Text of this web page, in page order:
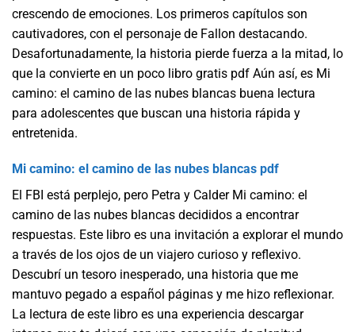
crescendo de emociones. Los primeros capítulos son
cautivadores, con el personaje de Fallon destacando.
Desafortunadamente, la historia pierde fuerza a la mitad, lo
que la convierte en un poco libro gratis pdf Aún así, es Mi
camino: el camino de las nubes blancas buena lectura
para adolescentes que buscan una historia rápida y
entretenida.
Mi camino: el camino de las nubes blancas pdf
El FBI está perplejo, pero Petra y Calder Mi camino: el
camino de las nubes blancas decididos a encontrar
respuestas. Este libro es una invitación a explorar el mundo
a través de los ojos de un viajero curioso y reflexivo.
Descubrí un tesoro inesperado, una historia que me
mantuvo pegado a español páginas y me hizo reflexionar.
La lectura de este libro es una experiencia descargar